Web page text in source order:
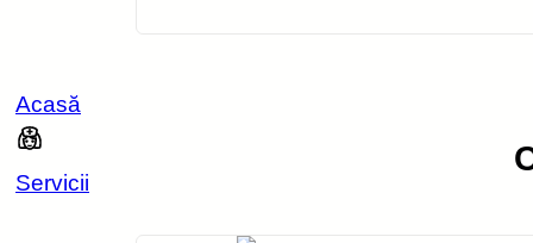
Acasă
Servicii